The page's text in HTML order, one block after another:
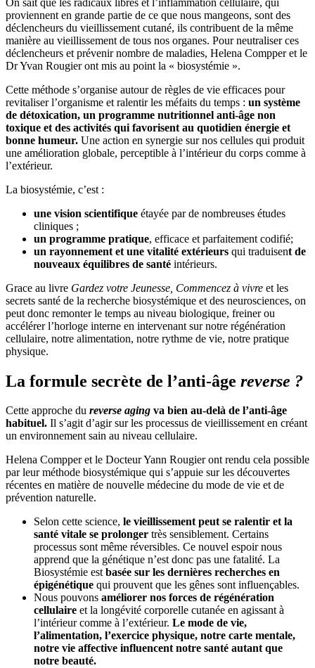
proviennent en grande partie de ce que nous mangeons, sont des
déclencheurs du vieillissement cutané, ils contribuent de la même
manière au vieillissement de tous nos organes. Pour neutraliser ces
déclencheurs et prévenir nombre de maladies, Helena Compper et le
Dr Yvan Rougier ont mis au point la « biosystémie ».
Cette méthode s’organise autour de règles de vie efficaces pour
revitaliser l’organisme et ralentir les méfaits du temps : un système
de détoxication, un programme nutritionnel anti-âge non
toxique et des activités qui favorisent au quotidien énergie et
bonne humeur. Une action en synergie sur nos cellules qui produit
une amélioration globale, perceptible à l’intérieur du corps comme à
l’extérieur.
La biosystémie, c’est :
une vision scientifique étayée par de nombreuses études
cliniques ;
un programme pratique, efficace et parfaitement codifié;
un rayonnement et une vitalité extérieurs qui traduisent de
nouveaux équilibres de santé intérieurs.
Grace au livre Gardez votre Jeunesse, Commencez à vivre et les
secrets santé de la recherche biosystémique et des neurosciences, on
peut donc remonter le temps au niveau biologique, freiner ou
accélérer l’horloge interne en intervenant sur notre régénération
cellulaire, notre alimentation, notre rythme de vie, notre pratique
physique.
La formule secrète de l’anti-âge reverse ?
Cette approche du reverse aging va bien au-delà de l’anti-âge
habituel. Il s’agit d’agir sur les processus de vieillissement en créant
un environnement sain au niveau cellulaire.
Helena Compper et le Docteur Yann Rougier ont rendu cela possible
par leur méthode biosystémique qui s’appuie sur les découvertes
récentes en matière de nouvelle médecine du mode de vie et de
prévention naturelle.
Selon cette science, le vieillissement peut se ralentir et la
santé vitale se prolonger très sensiblement. Certains
processus sont même réversibles. Ce nouvel espoir nous
apprend que la génétique n’est donc pas une fatalité. La
Biosystémie estbasée sur les dernières recherches en
épigénétique qui prouvent que les gênes sont influençables.
Nous pouvons améliorer nos forces de régénération
cellulaire et la longévité corporelle cutanée en agissant à
l’intérieur comme à l’extérieur. Le mode de vie,
l’alimentation, l’exercice physique, notre carte mentale,
notre vie affective influencent notre santé autant que
notre beauté.